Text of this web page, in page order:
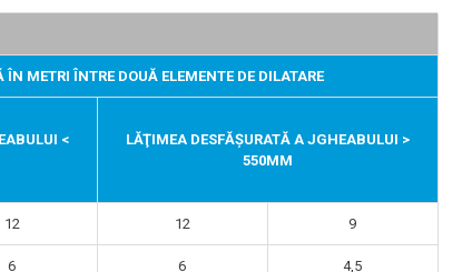
METRI ÎNTRE DOUĂ ELEMENTE DE DILATARE
<
LĂŢIMEA DESFĂŞURATĂ A JGHEABULUI >
550MM
12 12 9
6 6 4,5